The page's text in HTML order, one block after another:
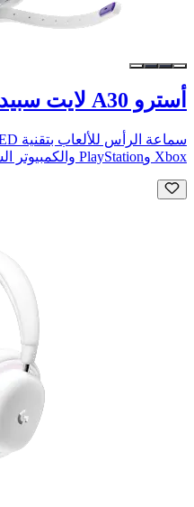
أسترو A30 لايت سبيد
Xbox وPlayStation والكمبيوتر الشخصي/MAC والهاتف المحمول*